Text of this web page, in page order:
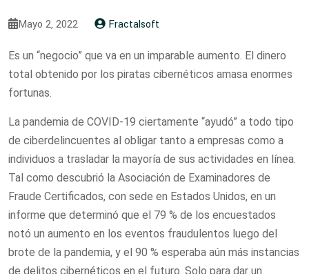
Mayo 2, 2022 Fractalsoft
Es un “negocio” que va en un imparable aumento. El dinero
total obtenido por los piratas cibernéticos amasa enormes
fortunas.
La pandemia de COVID-19 ciertamente “ayudó” a todo tipo
de ciberdelincuentes al obligar tanto a empresas como a
individuos a trasladar la mayoría de sus actividades en línea.
Tal como descubrió la Asociación de Examinadores de
Fraude Certificados, con sede en Estados Unidos, en un
informe que determinó que el 79 % de los encuestados
notó un aumento en los eventos fraudulentos luego del
brote de la pandemia, y el 90 % esperaba aún más instancias
de delitos cibernéticos en el futuro. Solo para dar un